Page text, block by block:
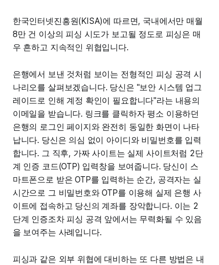
한국인터넷진흥원(KISA)에 따르면, 국내에서만 매월
8만 건 이상의 피싱 시도가 보고될 정도로 피싱은 매
우 흔하고 지속적인 위협입니다.
은행에서 보낸 것처럼 보이는 전형적인 피싱 공격 시
나리오를 살펴보겠습니다. 당신은 "보안 시스템 업그
레이드로 인해 계정 확인이 필요합니다"라는 내용의
이메일을 받습니다. 링크를 클릭하자 평소 이용하던
은행의 로그인 페이지와 완전히 동일한 화면이 나타
납니다. 당신은 의심 없이 아이디와 비밀번호를 입력
합니다. 그 직후, 가짜 사이트는 실제 사이트처럼 2단
계 인증 코드(OTP) 입력창을 보여줍니다. 당신이 스
마트폰으로 받은 OTP를 입력하는 순간, 공격자는 실
시간으로 그 비밀번호와 OTP를 이용해 실제 은행 사
이트에 접속하고 당신의 계좌를 장악합니다. 이는 2
단계 인증조차 피싱 공격 앞에서는 무력화될 수 있음
을 보여주는 사례입니다.
피싱과 같은 외부 위협에 대비하는 또 다른 방법은 내